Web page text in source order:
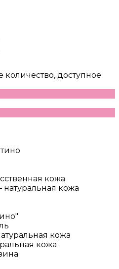
доступное
кожа
натуральная кожа
кожа
кожа